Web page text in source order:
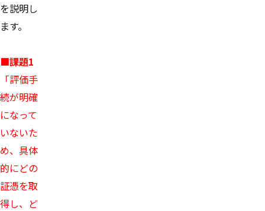
を説明し
ます。
■課題1
「評価手
続が明確
になって
いないた
め、具体
的にどの
証憑を取
得し、ど